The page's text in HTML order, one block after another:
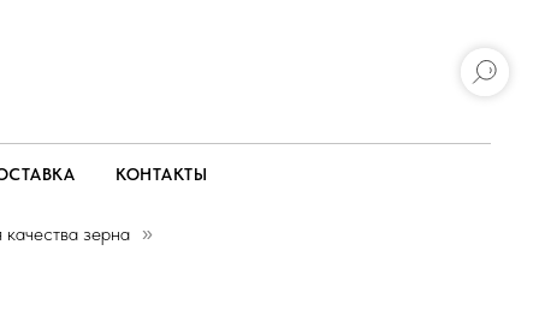
КОНТАКТЫ
зерна »